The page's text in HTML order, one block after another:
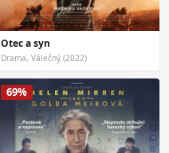
Otec a syn
Drama, Válečný (2022)
69%